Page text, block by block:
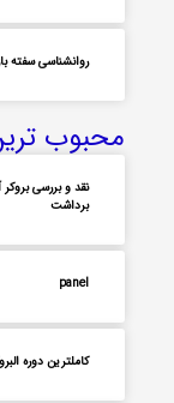
روانشناسی سفته
محبوب
برداشت
panel
کاملترین دوره